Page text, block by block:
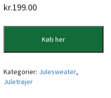
kr.199.00
Køb her
Kategorier: Julesweater,
Juletrøjer